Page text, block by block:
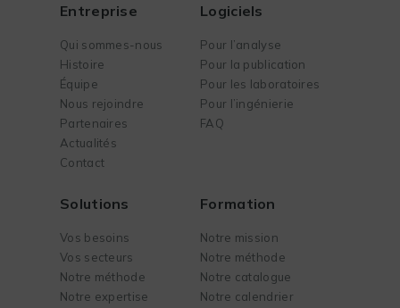
Entreprise
Qui sommes-nous
Histoire
Équipe
Nous rejoindre
Partenaires
Actualités
Contact
Logiciels
Pour l’analyse
Pour la publication
Pour les laboratoires
Pour l’ingénierie
FAQ
Solutions
Vos besoins
Vos secteurs
Notre méthode
Notre expertise
Formation
Notre mission
Notre méthode
Notre catalogue
Notre calendrier